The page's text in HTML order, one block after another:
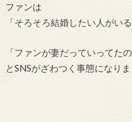
ファンは
「そろそろ結婚したい人がい
「ファンが妻だっていってたの
とSNSがざわつく事態になりま